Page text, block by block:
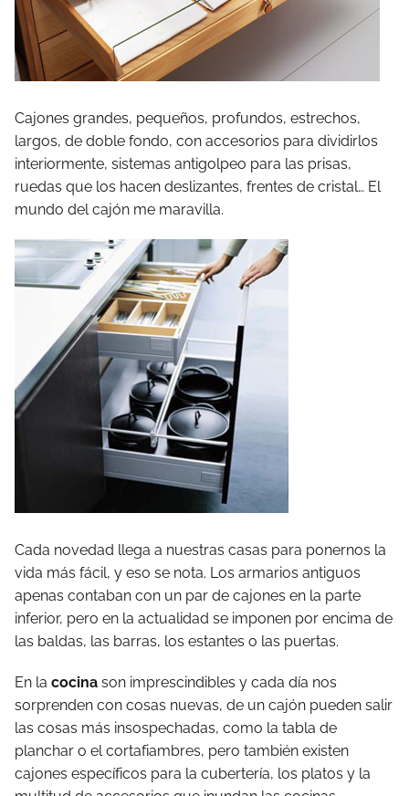
Cajones grandes, pequeños, profundos, estrechos,
largos, de doble fondo, con accesorios para dividirlos
interiormente, sistemas antigolpeo para las prisas,
ruedas que los hacen deslizantes, frentes de cristal… El
mundo del cajón me maravilla.
Cada novedad llega a nuestras casas para ponernos la
vida más fácil, y eso se nota. Los armarios antiguos
apenas contaban con un par de cajones en la parte
inferior, pero en la actualidad se imponen por encima de
las baldas, las barras, los estantes o las puertas.
En la cocina son imprescindibles y cada día nos
sorprenden con cosas nuevas, de un cajón pueden salir
las cosas más insospechadas, como la tabla de
planchar o el cortafiambres, pero también existen
cajones específicos para la cubertería, los platos y la